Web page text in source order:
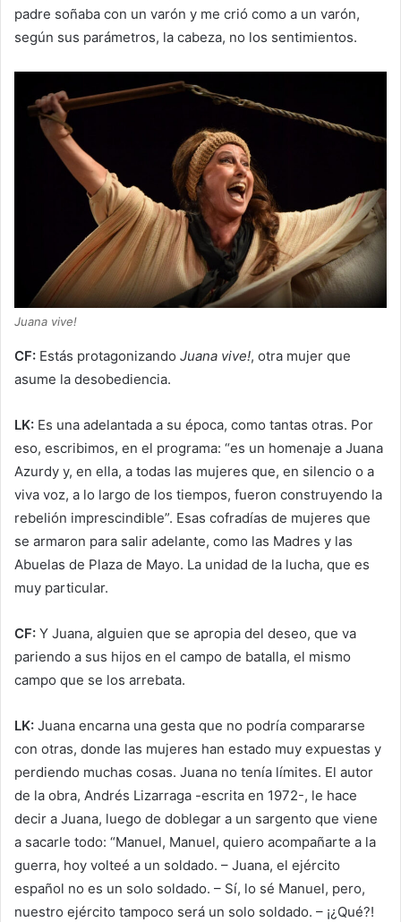
padre soñaba con un varón y me crió como a un varón,
según sus parámetros, la cabeza, no los sentimientos.
Juana vive!
CF: Estás protagonizando Juana vive!, otra mujer que
asume la desobediencia.
LK: Es una adelantada a su época, como tantas otras. Por
eso, escribimos, en el programa: “es un homenaje a Juana
Azurdy y, en ella, a todas las mujeres que, en silencio o a
viva voz, a lo largo de los tiempos, fueron construyendo la
rebelión imprescindible”. Esas cofradías de mujeres que
se armaron para salir adelante, como las Madres y las
Abuelas de Plaza de Mayo. La unidad de la lucha, que es
muy particular.
CF: Y Juana, alguien que se apropia del deseo, que va
pariendo a sus hijos en el campo de batalla, el mismo
campo que se los arrebata.
LK: Juana encarna una gesta que no podría compararse
con otras, donde las mujeres han estado muy expuestas y
perdiendo muchas cosas. Juana no tenía límites. El autor
de la obra, Andrés Lizarraga -escrita en 1972-, le hace
decir a Juana, luego de doblegar a un sargento que viene
a sacarle todo: “Manuel, Manuel, quiero acompañarte a la
guerra, hoy volteé a un soldado. – Juana, el ejército
español no es un solo soldado. – Sí, lo sé Manuel, pero,
nuestro ejército tampoco será un solo soldado. – ¡¿Qué?!